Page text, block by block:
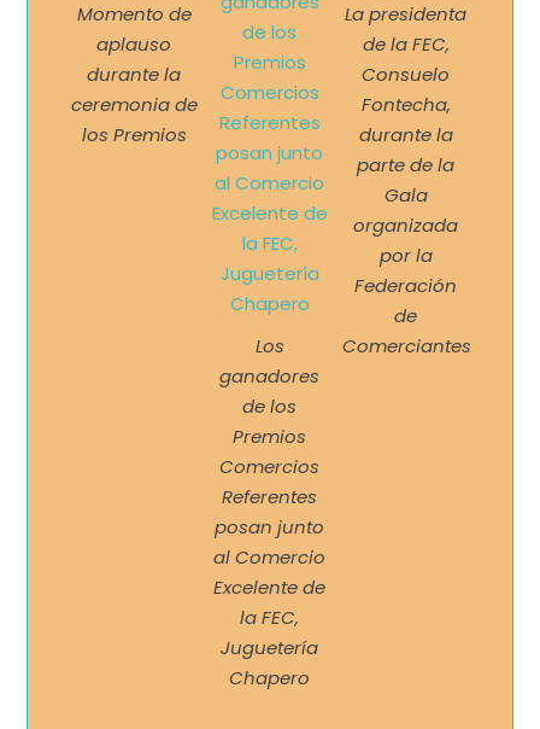
Momento de
aplauso
durante la
ceremonia de
los Premios
Los
ganadores
de los
Premios
Comercios
Referentes
posan junto
al Comercio
Excelente de
la FEC,
Juguetería
Chapero
La presidenta
de la FEC,
Consuelo
Fontecha,
durante la
parte de la
Gala
organizada
por la
Federación
de
Comerciantes